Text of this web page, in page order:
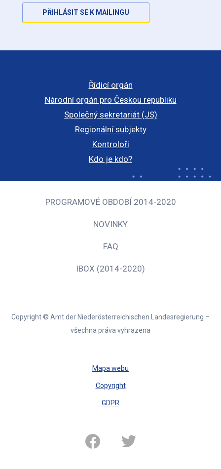
PŘIHLÁSIT SE K MAILINGU
Řídicí orgán
Národní orgán pro Českou republiku
Společný sekretariát (JS)
Regionální subjekty
Kontroloři
Kdo je kdo?
PROGRAMOVÉ OBDOBÍ 2014-2020
NOVINKY
FAQ
IBOX (2014-2020)
Copyright © Amt der Niederösterreichischen Landesregierung –
všechna práva vyhrazena
Mapa webu
Copyright
GDPR